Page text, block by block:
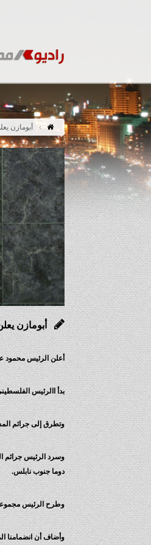
أبومازن
أبومازن
أعلن الرئيس محمود
بدأ االرئيس
وتطرق إلى جرائم
دوما جنوب نابلس.
وطرح الرئيس
وأضاف أن انضمامنا